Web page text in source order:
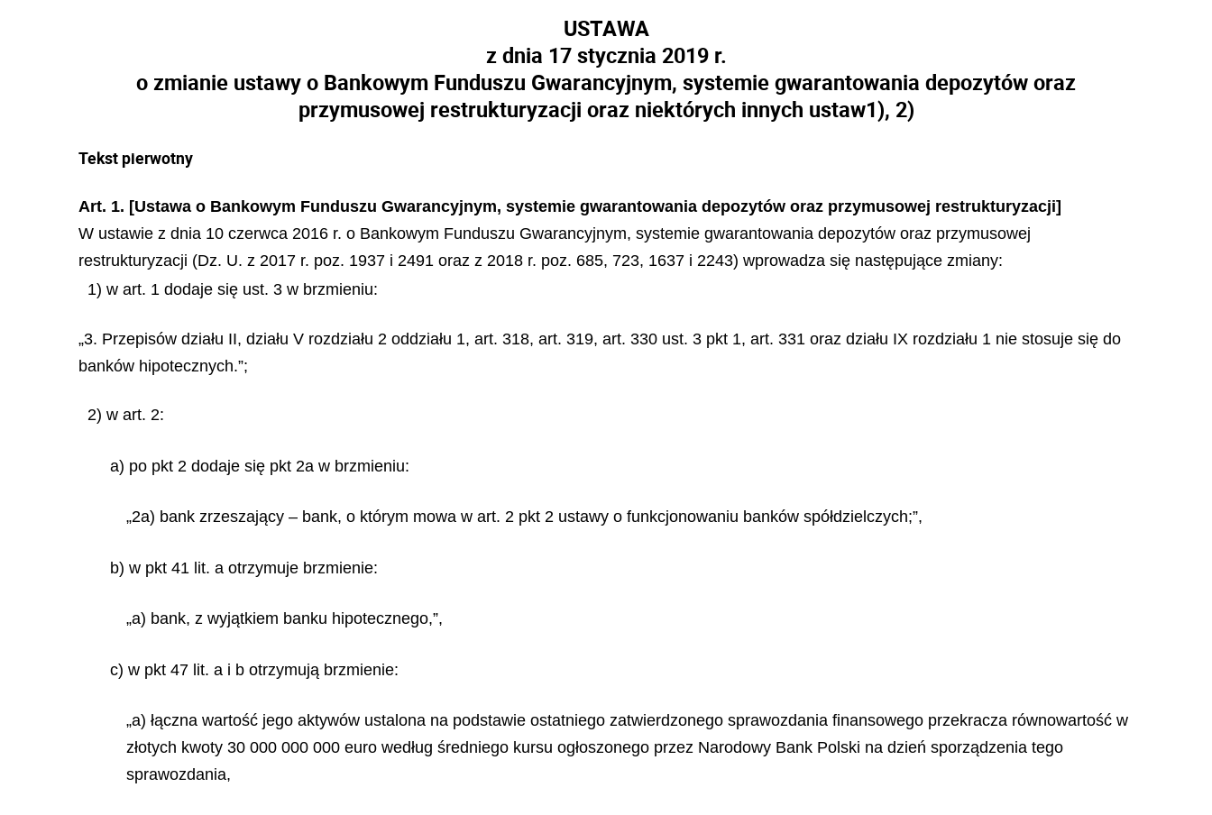
USTAWA
z dnia 17 stycznia 2019 r.
o zmianie ustawy o Bankowym Funduszu Gwarancyjnym, systemie gwarantowania depozytów oraz
przymusowej restrukturyzacji oraz niektórych innych ustaw1), 2)
Tekst pierwotny
Art. 1. [Ustawa o Bankowym Funduszu Gwarancyjnym, systemie gwarantowania depozytów oraz przymusowej restrukturyzacji]
W ustawie z dnia 10 czerwca 2016 r. o Bankowym Funduszu Gwarancyjnym, systemie gwarantowania depozytów oraz przymusowej
restrukturyzacji (Dz. U. z 2017 r. poz. 1937 i 2491 oraz z 2018 r. poz. 685, 723, 1637 i 2243) wprowadza się następujące zmiany:
1) w art. 1 dodaje się ust. 3 w brzmieniu:
„3. Przepisów działu II, działu V rozdziału 2 oddziału 1, art. 318, art. 319, art. 330 ust. 3 pkt 1, art. 331 oraz działu IX rozdziału 1 nie stosuje się do
banków hipotecznych.”;
2) w art. 2:
a) po pkt 2 dodaje się pkt 2a w brzmieniu:
„2a) bank zrzeszający – bank, o którym mowa w art. 2 pkt 2 ustawy o funkcjonowaniu banków spółdzielczych;”,
b) w pkt 41 lit. a otrzymuje brzmienie:
„a) bank, z wyjątkiem banku hipotecznego,”,
c) w pkt 47 lit. a i b otrzymują brzmienie:
„a) łączna wartość jego aktywów ustalona na podstawie ostatniego zatwierdzonego sprawozdania finansowego przekracza równowartość w
złotych kwoty 30 000 000 000 euro według średniego kursu ogłoszonego przez Narodowy Bank Polski na dzień sporządzenia tego
sprawozdania,